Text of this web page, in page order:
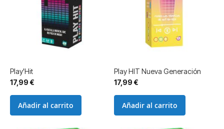
Play'Hit
17,99 €
Añadir al carrito
Play HIT Nueva Generación
17,99 €
Añadir al carrito